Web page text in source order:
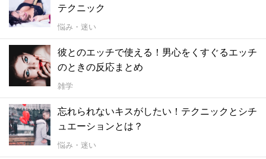
テクニック
悩み・迷い
彼とのエッチで使える！男心をくすぐるエッチ
のときの反応まとめ
雑学
忘れられないキスがしたい！テクニックとシチ
ュエーションとは？
悩み・迷い